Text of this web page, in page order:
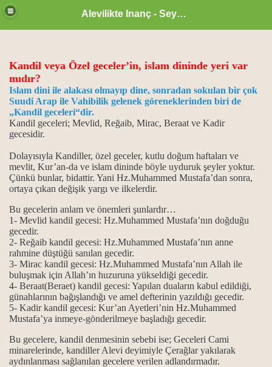
Alevilikte Inanç - Seyyid Hakkı
Kandil veya Özel geceler’in, islam dininde yeri var
mıdır?
Islam dini ile alakası olmayıp dine, sonradan sokulan bir çok
Suudi Arap ile Vahibilik gelenek göreneklerinden biri de
„Kandil geceleri“dir.
Kandil geceleri; Mevlid, Reğaib, Mirac, Beraat ve Kadir
gecesidir.
Dolayısıyla Kandiller, özel geceler, kutlu doğum haftaları ve
mevlit, Kur’an-da ve islam dininde böyle uyduruk şeyler yoktur.
Çünkü bunlar, bidattir. Yani Hz.Muhammed Mustafa’dan sonra,
ortaya çıkan değişik yargı ve ilkelerdir.
Bu gecelerin anlam ve önemleri şunlardır…
1- Mevlid kandil gecesi: Hz.Muhammed Mustafa’nın doğduğu
gecedir.
2- Reğaib kandil gecesi: Hz.Muhammed Mustafa’nın anne
rahmine düştüğü sanılan gecedir.
3- Mirac kandil gecesi: Hz.Muhammed Mustafa’nın Allah ile
buluşmak için Allah’ın huzuruna yükseldiği gecedir.
4- Beraat(Beraet) kandil gecesi: Yapılan duaların kabul edildiği,
günahlarının bağışlandığı ve amel defterinin yazıldığı gecedir.
5- Kadir kandil gecesi: Kur’an Ayetleri’nin Hz.Muhammed
Mustafa’ya inmeye-gönderilmeye başladığı gecedir.
Bu gecelere, kandil denmesinin sebebi ise; Geceleri Cami
minarelerinde, kandiller Alevi deyimiyle Çerağlar yakılarak
aydınlanması sağlanılan gecelere verilen adlandırmadır.
ayı
sahip olmaktır...
muhabbeti…